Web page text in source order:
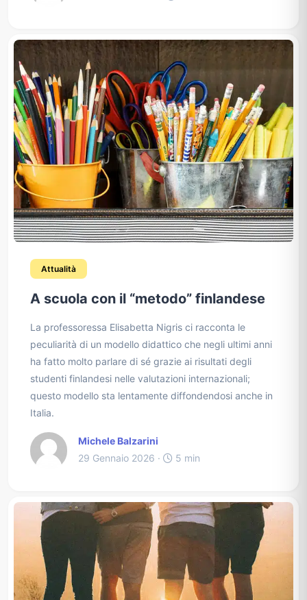
Attualità
A scuola con il “metodo” finlandese
La professoressa Elisabetta Nigris ci racconta le
peculiarità di un modello didattico che negli ultimi anni
ha fatto molto parlare di sé grazie ai risultati degli
studenti finlandesi nelle valutazioni internazionali;
questo modello sta lentamente diffondendosi anche in
Italia.
Michele Balzarini
29 Gennaio 2026 ·
5 min